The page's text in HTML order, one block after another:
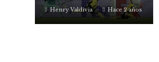
Henry Valdivia Hace 2 años